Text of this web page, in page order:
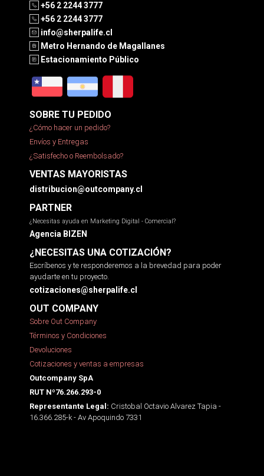
+56 2 2244 3777
+56 2 2244 3777
info@sherpalife.cl
Metro Hernando de Magallanes
Estacionamiento Público
SOBRE TU PEDIDO
¿Cómo hacer un pedido?
Envíos y Entregas
¿Satisfecho o Reembolsado?
VENTAS MAYORISTAS
distribucion@outcompany.cl
PARTNER
¿Necesitas ayuda en Marketing Digital - Comercial?
Agencia BIZEN
¿NECESITAS UNA COTIZACIÓN?
Escríbenos y te responderemos a la brevedad para poder
ayudarte en tu proyecto.
cotizaciones@sherpalife.cl
OUT COMPANY
Sobre Out Company
Términos y Condiciones
Devoluciones
Cotizaciones y ventas a empresas
Outcompany SpA
RUT Nº76.266.293-0
Representante Legal: Cristobal Octavio Alvarez Tapia -
16.366.285-k - Av Apoquindo 7331